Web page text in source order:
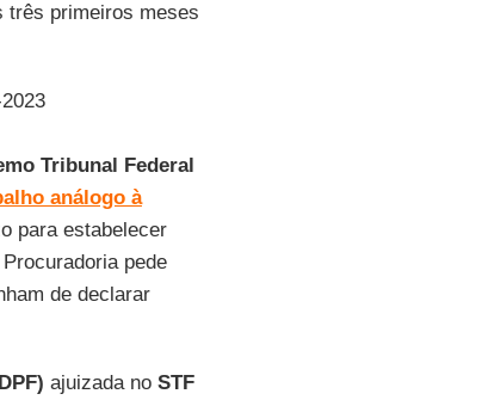
três primeiros meses
Tribunal Federal
análogo à
para estabelecer
pede
de declarar
ajuizada no STF